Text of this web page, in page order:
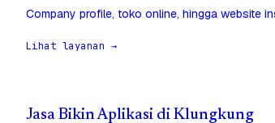
Company profile, toko online, hingga website
Lihat layanan →
Jasa Bikin Aplikasi di Klungkung